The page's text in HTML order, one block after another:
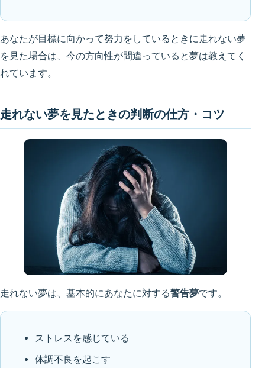
あなたが目標に向かって努力をしているときに走れない夢
を見た場合は、今の方向性が間違っていると夢は教えてく
れています。
走れない夢を見たときの判断の仕方・コツ
走れない夢は、基本的にあなたに対する警告夢です。
ストレスを感じている
体調不良を起こす